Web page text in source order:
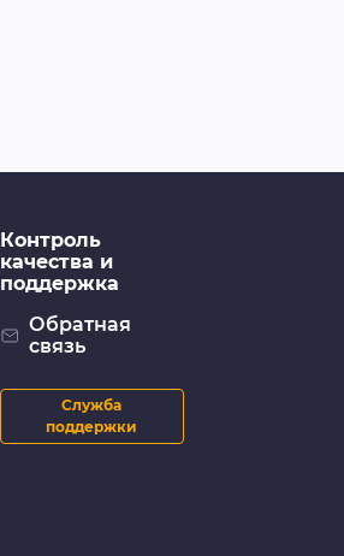
Контроль
качества и
поддержка
Обратная
связь
Служба
поддержки